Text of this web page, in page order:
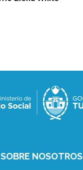
SOBRE NOSOTROS